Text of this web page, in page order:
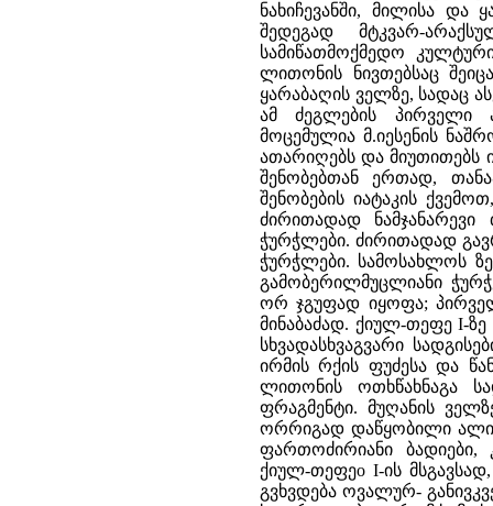
ნახიჩევანში, მილისა და
შედეგად მტკვარ-
სამიწათმოქმედო
ლითონის ნივთებსაც
ყარაბაღის ველზე, სადაც
ამ ძეგლების პირველი
მოცემულია მ.იესენის
ათარიღებს და მიუთითებს
შენობებთან ერთად,
შენობების იატაკის
ძირითადად ნამჯანარევი
ჭურჭლები. ძირითადად
ჭურჭლები. სამოსახლოს
გამობერილმუცლიანი
ორ ჯგუფად იყოფა;
მინაბაძად. ქიულ-თეფე I-
სხვადასხვაგვარი
ირმის რქის ფუძესა და
ლითონის ოთხწახნაგა
ფრაგმენტი. მუღანის
ორრიგად დაწყობილი
ფართოძირიანი ბადიები,
ქიულ-თეფეo I-ის
გვხვდება ოვალურ-